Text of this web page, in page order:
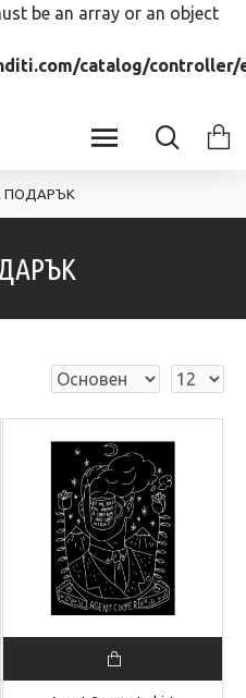
be an array or an object
catalog/controller/
ПОДАРЪК